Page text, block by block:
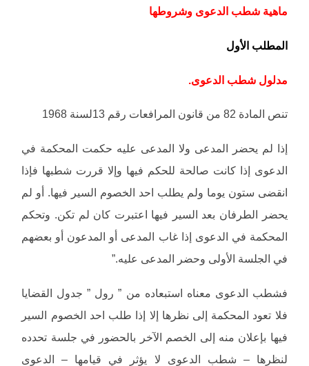
ماهية شطب الدعوى وشروطها
المطلب الأول
مدلول شطب الدعوى.
تنص المادة 82 من قانون المرافعات رقم 13لسنة 1968
إذا لم يحضر المدعى ولا المدعى عليه حكمت المحكمة في
الدعوى إذا كانت صالحة للحكم فيها وإلا قررت شطبها فإذا
انقضى ستون يوما ولم يطلب احد الخصوم السير فيها. أو لم
يحضر الطرفان بعد السير فيها اعتبرت كان لم تكن. وتحكم
المحكمة في الدعوى إذا غاب المدعى أو المدعون أو بعضهم
في الجلسة الأولى وحضر المدعى عليه.”
فشطب الدعوى معناه استبعاده من ” رول ” جدول القضايا
فلا تعود المحكمة إلى نظرها إلا إذا طلب احد الخصوم السير
فيها بإعلان منه إلى الخصم الآخر بالحضور في جلسة تحدده
لنظرها – شطب الدعوى لا يؤثر في قيامها – الدعوى